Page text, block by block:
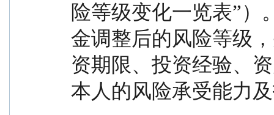
险等级变化一览表”）
金调整后的风险等级
资期限、投资经验、
本人的风险承受能力